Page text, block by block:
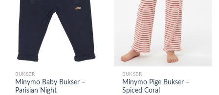
BUKSER
Minymo Baby Bukser –
Parisian Night
BUKSER
Minymo Pige Bukser –
Spiced Coral